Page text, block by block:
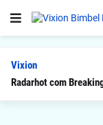
Vixion
Radarhot com